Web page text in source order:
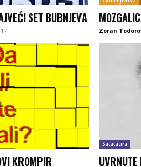
SET BUBNJEVA
Zoran
KROMPIR
Satatatira